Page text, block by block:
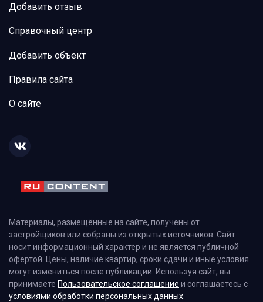
Добавить отзыв
Справочный центр
Добавить объект
Правила сайта
О сайте
Материалы, размещённые на сайте, получены от
застройщиков или собраны из открытых источников. Сайт
носит информационный характер и не является публичной
офертой. Цены, наличие квартир, сроки сдачи и иные условия
могут измениться после публикации. Используя сайт, вы
принимаете Пользовательское соглашение и соглашаетесь с
условиями обработки персональных данных